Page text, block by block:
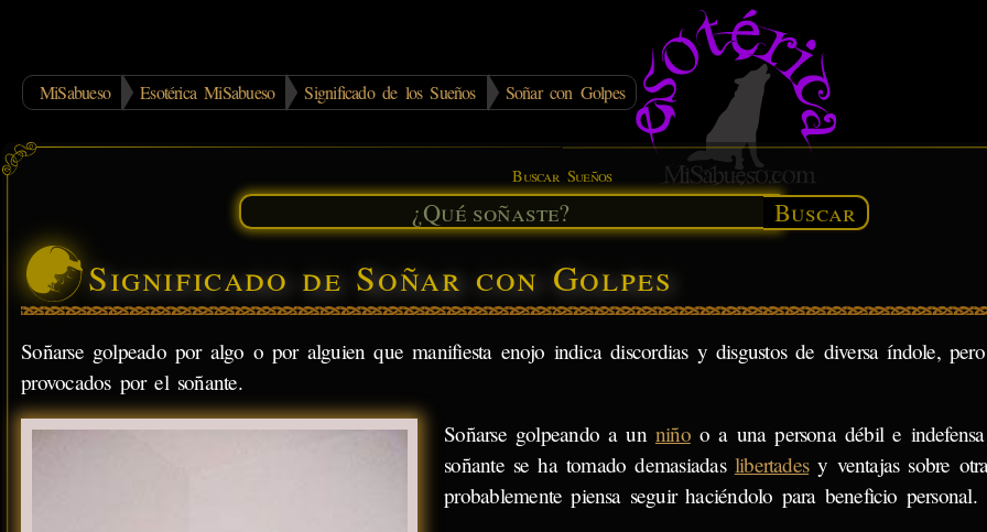
MiSabueso Esotérica MiSabueso Significado de los Sueños Soñar con Golpes
Buscar Sueños
Buscar
Significado de Soñar con Golpes
Soñarse golpeado por algo o por alguien que manifiesta enojo indica discordias y disgustos de diversa índole,
provocados por el soñante.
Soñarse golpeando a un niñoo a una persona débil e
soñante se ha tomado demasiadas libertadesy ventajas sobre
probablemente piensa seguir haciéndolo para beneficio personal.